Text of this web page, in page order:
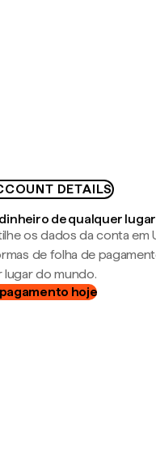
DETAILS
de qualquer lugar
os dados da conta em
de folha de
lugar do mundo.
hoje